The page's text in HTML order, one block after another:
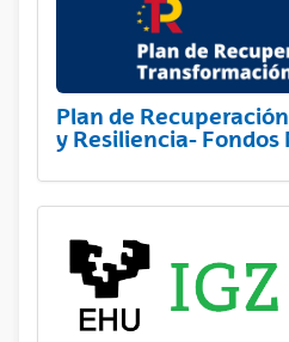
Plan de
y Resiliencia- Fondos